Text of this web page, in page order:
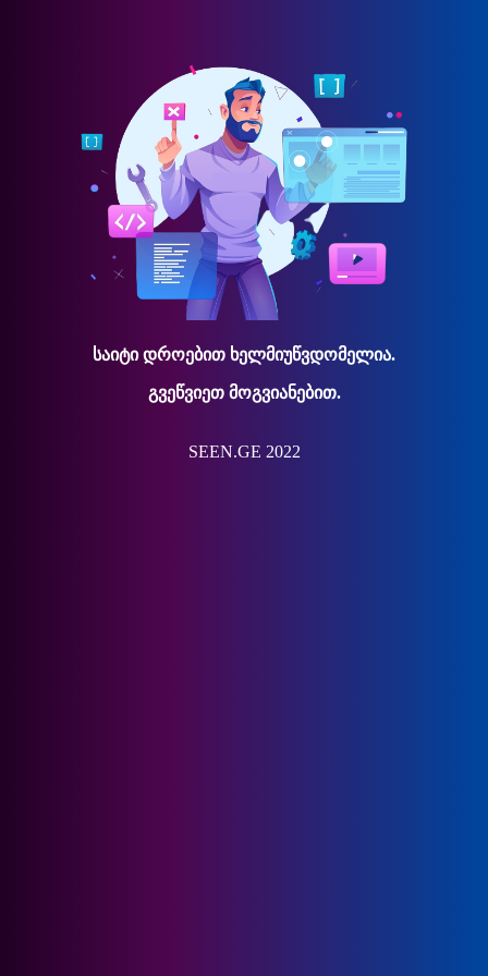
საიტი დროებით ხელმიუწვდომელია.
გვეწვიეთ მოგვიანებით.
SEEN.GE 2022